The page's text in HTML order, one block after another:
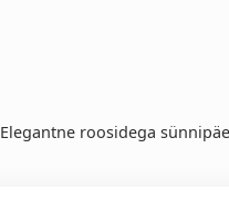
Elegantne roosidega